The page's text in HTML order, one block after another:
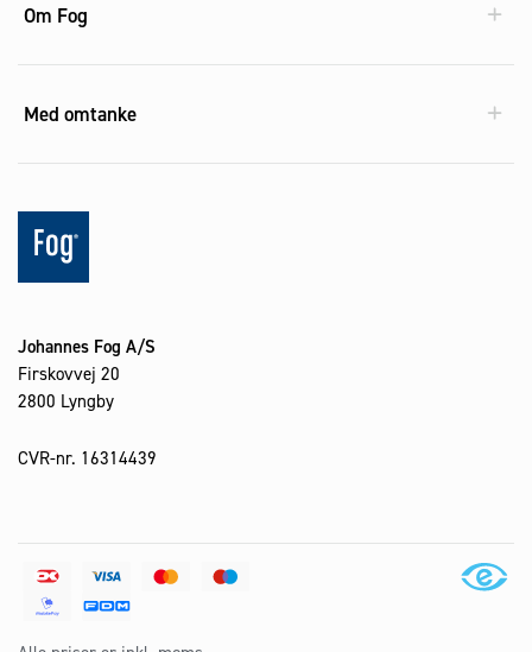
Om Fog
Med omtanke
Johannes Fog A/S
Firskovvej 20
2800 Lyngby
CVR-nr. 16314439